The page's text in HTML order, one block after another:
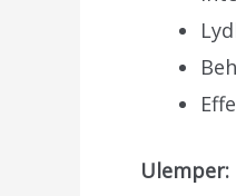
Ulemper: